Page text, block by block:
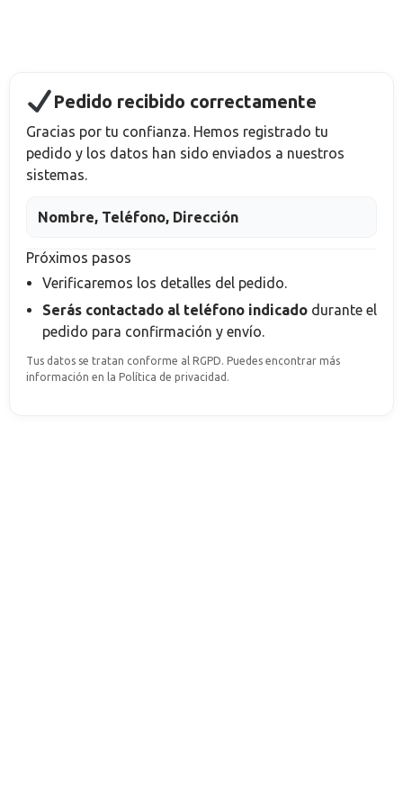
Pedido recibido correctamente
Gracias por tu confianza. Hemos registrado tu
pedido y los datos han sido enviados a nuestros
sistemas.
Nombre, Teléfono, Dirección
Próximos pasos
Verificaremos los detalles del pedido.
Serás contactado al teléfono indicado durante el
pedido para confirmación y envío.
Tus datos se tratan conforme al RGPD. Puedes encontrar más
información en la Política de privacidad.